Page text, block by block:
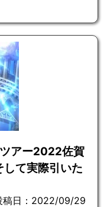
アー2022佐賀
して実際引いた
稿日：2022/09/29